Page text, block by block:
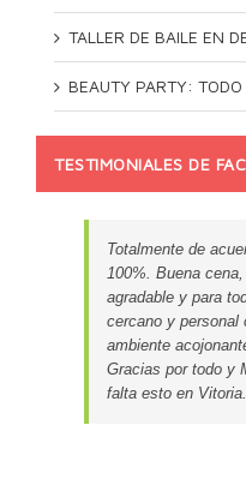
TALLER DE BAILE EN
BEAUTY PARTY:
TESTIMONIALES DE
Totalmente de
100%. Buena
agradable y para
cercano y personal
ambiente
Gracias por todo y
falta esto en